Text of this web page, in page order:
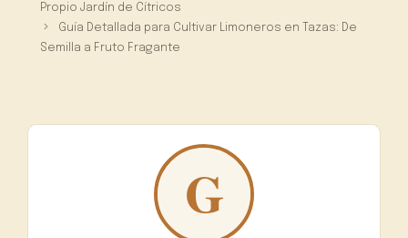
Propio Jardín de Cítricos
Guía Detallada para Cultivar Limoneros en Tazas: De
Semilla a Fruto Fragante